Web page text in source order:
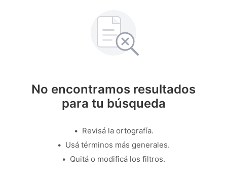
No encontramos resultados
para tu búsqueda
Revisá la ortografía.
Usá términos más generales.
Quitá o modificá los filtros.